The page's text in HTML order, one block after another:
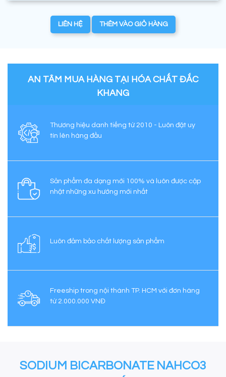
LIÊN HỆ THÊM VÀO GIỎ HÀNG
AN TÂM MUA HÀNG TẠI HÓA CHẤT ĐẮC
KHANG
Thương hiệu danh tiếng từ 2010 - Luôn đặt uy
tín lên hàng đầu
Sản phẩm đa dạng mới 100% và luôn được cập
nhật những xu hướng mới nhất
Luôn đảm bảo chất lượng sản phẩm
Freeship trong nội thành TP. HCM với đơn hàng
từ 2.000.000 VNĐ
SODIUM BICARBONATE NAHCO3